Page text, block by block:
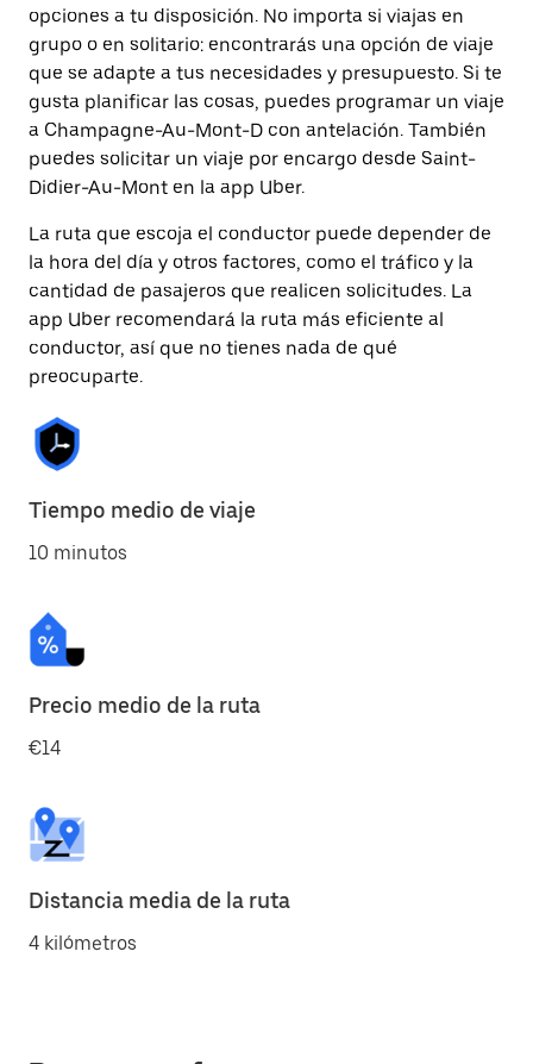
opciones a tu disposición. No importa si viajas en
grupo o en solitario: encontrarás una opción de viaje
que se adapte a tus necesidades y presupuesto. Si te
gusta planificar las cosas, puedes programar un viaje
a Champagne-Au-Mont-D con antelación. También
puedes solicitar un viaje por encargo desde Saint-
Didier-Au-Mont en la app Uber.
La ruta que escoja el conductor puede depender de
la hora del día y otros factores, como el tráfico y la
cantidad de pasajeros que realicen solicitudes. La
app Uber recomendará la ruta más eficiente al
conductor, así que no tienes nada de qué
preocuparte.
Tiempo medio de viaje
10 minutos
Precio medio de la ruta
€14
Distancia media de la ruta
4 kilómetros